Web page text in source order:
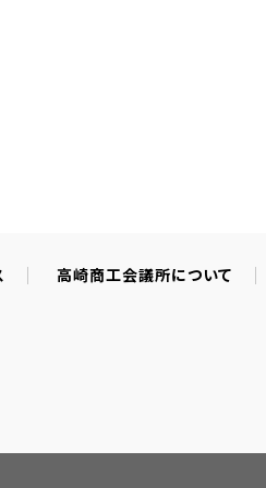
高崎商工会議所について